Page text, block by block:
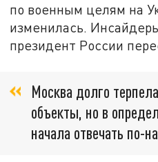
по военным целям на
изменилась.
президент России
Москва долго
объекты, но в
начала отвечать по-